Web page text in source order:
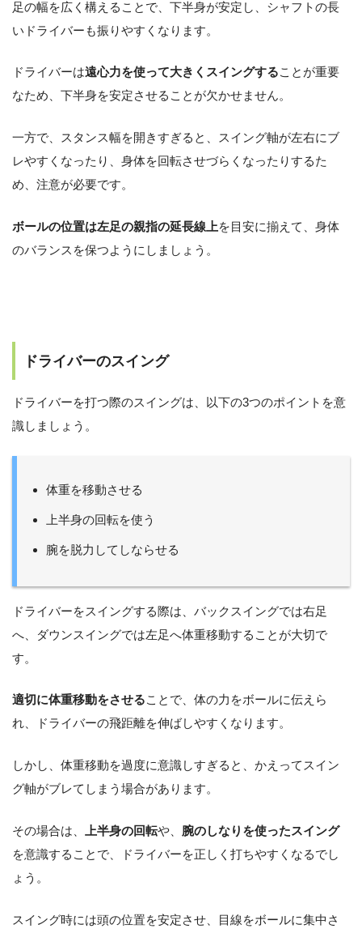
足の幅を広く構えることで、下半身が安定し、シャフトの長
いドライバーも振りやすくなります。
ドライバーは遠心力を使って大きくスイングすることが重要
なため、下半身を安定させることが欠かせません。
一方で、スタンス幅を開きすぎると、スイング軸が左右にブ
レやすくなったり、身体を回転させづらくなったりするた
め、注意が必要です。
ボールの位置は左足の親指の延長線上を目安に揃えて、身体
のバランスを保つようにしましょう。
ドライバーのスイング
ドライバーを打つ際のスイングは、以下の3つのポイントを意
識しましょう。
体重を移動させる
上半身の回転を使う
腕を脱力してしならせる
ドライバーをスイングする際は、バックスイングでは右足
へ、ダウンスイングでは左足へ体重移動することが大切で
す。
適切に体重移動をさせることで、体の力をボールに伝えら
れ、ドライバーの飛距離を伸ばしやすくなります。
しかし、体重移動を過度に意識しすぎると、かえってスイン
グ軸がブレてしまう場合があります。
その場合は、 上半身の回転や、 腕のしなりを使ったスイング
を意識することで、ドライバーを正しく打ちやすくなるでし
ょう。
スイング時には頭の位置を安定させ、目線をボールに集中さ